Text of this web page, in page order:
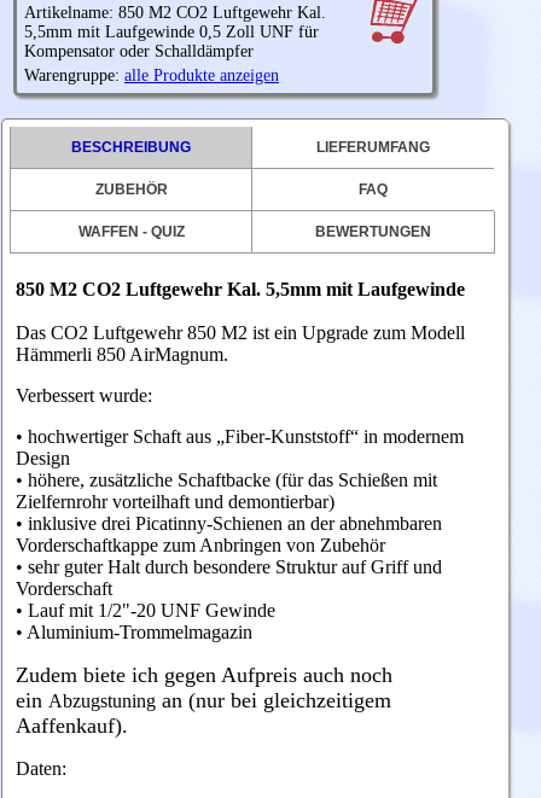
Artikelname: 850 M2 CO2 Luftgewehr Kal.
5,5mm mit Laufgewinde 0,5 Zoll UNF für
Kompensator oder Schalldämpfer
Warengruppe: alle Produkte anzeigen
BESCHREIBUNG LIEFERUMFANG
ZUBEHÖR FAQ
WAFFEN - QUIZ BEWERTUNGEN
850 M2 CO2 Luftgewehr Kal. 5,5mm mit Laufgewinde
Das CO2 Luftgewehr 850 M2 ist ein Upgrade zum Modell
Hämmerli 850 AirMagnum.
Verbessert wurde:
• hochwertiger Schaft aus „Fiber-Kunststoff“ in modernem
Design
• höhere, zusätzliche Schaftbacke (für das Schießen mit
Zielfernrohr vorteilhaft und demontierbar)
• inklusive drei Picatinny-Schienen an der abnehmbaren
Vorderschaftkappe zum Anbringen von Zubehör
• sehr guter Halt durch besondere Struktur auf Griff und
Vorderschaft
• Lauf mit 1/2"-20 UNF Gewinde
• Aluminium-Trommelmagazin
Zudem biete ich gegen Aufpreis auch noch
ein Abzugstuning an (nur bei gleichzeitigem
Aaffenkauf).
Daten: